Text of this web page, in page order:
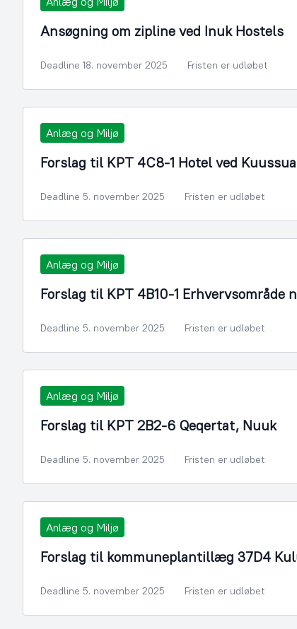
Ansøgning om zipline ved Inuk Hostels
Deadline 18. november 2025 Fristen er udløbet
Anlæg og Miljø
Forslag til KPT 4C8-1 Hotel ved
Deadline 5. november 2025 Fristen er udløbet
Anlæg og Miljø
Forslag til KPT 4B10-1 Erhvervsområde
Deadline 5. november 2025 Fristen er udløbet
Anlæg og Miljø
Forslag til KPT 2B2-6 Qeqertat, Nuuk
Deadline 5. november 2025 Fristen er udløbet
Anlæg og Miljø
Forslag til kommuneplantillæg 37D4
Deadline 5. november 2025 Fristen er udløbet